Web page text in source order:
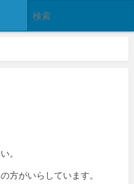
。
方がいらしています。